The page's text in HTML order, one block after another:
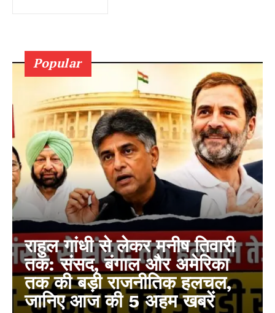
Popular
राहुल गांधी से लेकर मनीष तिवारी
तक: संसद, बंगाल और अमेरिका
तक की बड़ी राजनीतिक हलचल,
जानिए आज की 5 अहम खबरें